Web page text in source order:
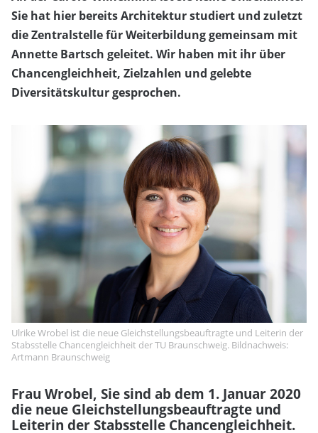
Sie hat hier bereits Architektur studiert und zuletzt
die Zentralstelle für Weiterbildung gemeinsam mit
Annette Bartsch geleitet. Wir haben mit ihr über
Chancengleichheit, Zielzahlen und gelebte
Diversitätskultur gesprochen.
Ulrike Wrobel ist die neue Gleichstellungsbeauftragte und Leiterin der
Stabsstelle Chancengleichheit der TU Braunschweig. Bildnachweis:
Artmann Braunschweig
Frau Wrobel, Sie sind ab dem 1. Januar 2020
die neue Gleichstellungsbeauftragte und
Leiterin der Stabsstelle Chancengleichheit.